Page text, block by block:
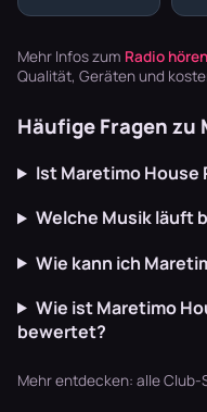
basteln? Radio
läuft dur…
Mehr Infos zum Radio
Qualität, Geräten und
Häufige Fragen zu
Ist Maretimo House
Welche Musik läuft
Wie kann ich
Wie ist Maretimo
bewertet?
Mehr entdecken: alle Club-